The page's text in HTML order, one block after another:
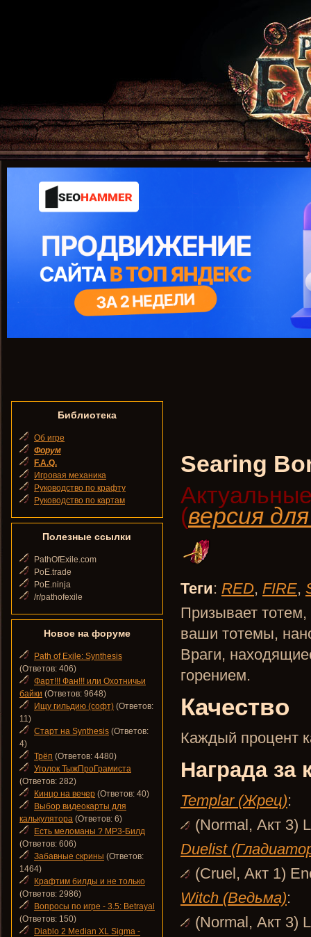
Searing
(версия
Теги: RED, FIRE,
Призывает тотем,
ваши тотемы,
Враги,
горением.
Качество
Каждый процент
Награда за
Templar (Жрец):
(Normal, Акт 3)
Duelist
(Cruel, Акт 1)
Witch (Ведьма):
(Normal, Акт 3)
Библиотека
Об игре
Форум
F.A.Q.
Игровая механика
Руководство по крафту
Руководство по картам
Полезные ссылки
PathOfExile.com
PoE.trade
PoE.ninja
/r/pathofexile
Новое на форуме
Path of Exile: Synthesis
(Ответов: 406)
Фарт!!! Фан!!! или Охотничьи
байки (Ответов: 9648)
Ищу гильдию (софт) (Ответов:
11)
Старт на Synthesis (Ответов:
4)
Трёп (Ответов: 4480)
Уголок ТыжПроГрамиста
(Ответов: 282)
Кинцо на вечер (Ответов: 40)
Выбор видеокарты для
калькулятора (Ответов: 6)
Есть меломаны ? MP3-Билд
(Ответов: 606)
Забавные скрины (Ответов:
1464)
Крафтим билды и не только
(Ответов: 2986)
Вопросы по игре - 3.5: Betrayal
(Ответов: 150)
Diablo 2 Median XL Sigma -